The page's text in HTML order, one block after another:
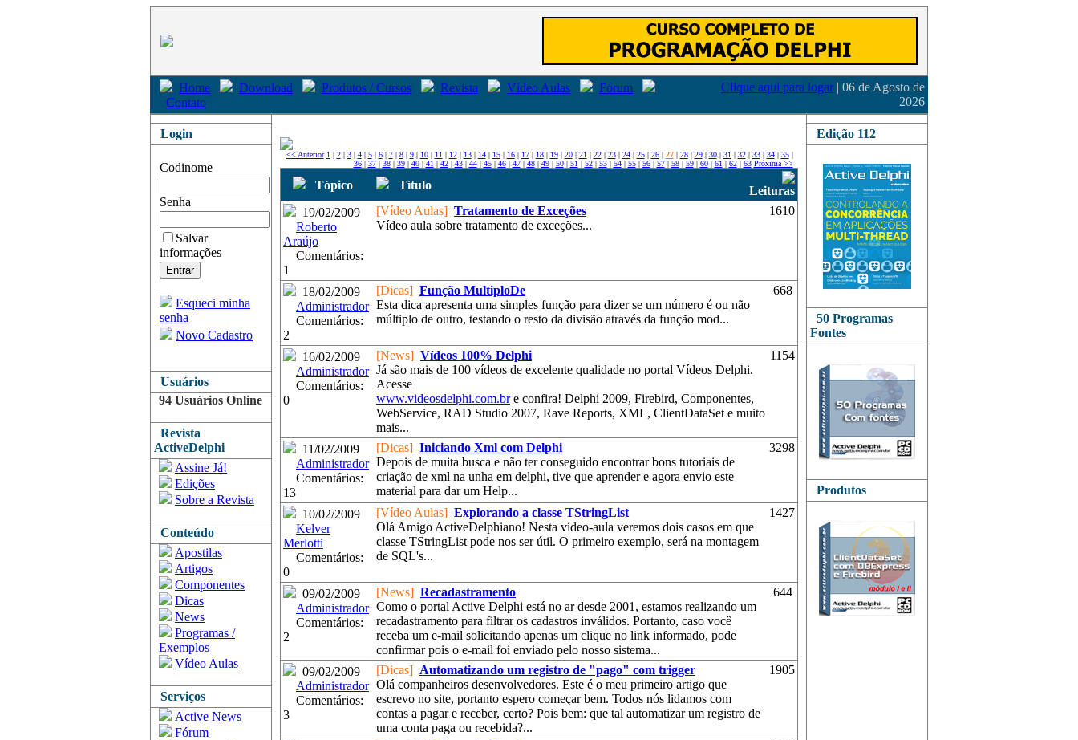
Home Download Produtos / Cursos Revista Vídeo Aulas
Fórum
Contato
Clique aqui para logar | 06 de Agosto de
2026
Login
Codinome
Senha
Salvar
informações
Esqueci minha
senha
Novo Cadastro
Usuários
94 Usuários Online
Revista
ActiveDelphi
Assine Já!
Edições
Sobre a Revista
Conteúdo
Apostilas
Artigos
Componentes
Dicas
News
Programas /
Exemplos
Vídeo Aulas
Serviços
Active News
Fórum
<< Anterior 1 | 2| 3| 4| 5| 6| 7| 8| 9| 10| 11 | 12| 13| 14| 15| 16| 17| 18| 19| 20| 21 | 22| 23| 24| 25| 26| 27| 28| 29| 30| 31 | 32| 33| 34| 35|
36| 37| 38| 39| 40| 41 | 42| 43| 44| 45| 46| 47| 48| 49| 50| 51 | 52| 53| 54| 55| 56| 57| 58| 59| 60| 61 | 62| 63 Próxima >>
Tópico Título
Leituras
19/02/2009
Roberto
Araújo
Comentários:
1
[Vídeo Aulas] Tratamento de Exceções
Vídeo aula sobre tratamento de exceções...
1610
18/02/2009
Administrador
Comentários:
2
[Dicas] Função MultiploDe
Esta dica apresenta uma simples função para dizer se um número é ou não
múltiplo de outro, testando o resto da divisão através da função mod...
668
16/02/2009
Administrador
Comentários:
0
[News] Vídeos 100% Delphi
Já são mais de 100 vídeos de excelente qualidade no portal Vídeos Delphi.
Acesse
www.videosdelphi.com.bre confira! Delphi 2009, Firebird, Componentes,
WebService, RAD Studio 2007, Rave Reports, XML, ClientDataSet e muito
mais...
1154
11/02/2009
Administrador
Comentários:
13
[Dicas] Iniciando Xml com Delphi
Depois de muita busca e não ter conseguido encontrar bons tutoriais de
criação de xml na unha em delphi, tive que aprender e agora envio este
material para dar um Help...
3298
10/02/2009
Kelver
Merlotti
Comentários:
0
[Vídeo Aulas] Explorando a classe TStringList
Olá Amigo ActiveDelphiano! Nesta vídeo-aula veremos dois casos em que
classe TStringList pode nos ser útil. O primeiro exemplo, será na montagem
de SQL's...
1427
09/02/2009
Administrador
Comentários:
2
[News] Recadastramento
Como o portal Active Delphi está no ar desde 2001, estamos realizando um
recadastramento para filtrar os cadastros inválidos. Portanto, caso você
receba um e-mail solicitando apenas um clique no link informado, pode
confirmar pois o e-mail foi enviado pelo nosso sistema...
644
09/02/2009
Administrador
Comentários:
3
[Dicas] Automatizando um registro de "pago" com trigger
Olá companheiros desenvolvedores. Este é o meu primeiro artigo que
escrevo no site, portanto espero começar bem. Todos nós lidamos com
contas a pagar e receber, certo? Pois bem: que tal automatizar um registro de
uma conta paga ou recebida?...
1905
Edição 112
50 Programas
Fontes
Produtos